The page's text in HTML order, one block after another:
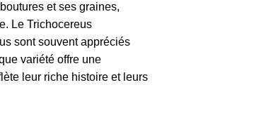
et ses graines,
Le Trichocereus
sont souvent appréciés
variété offre une
leur riche histoire et leurs